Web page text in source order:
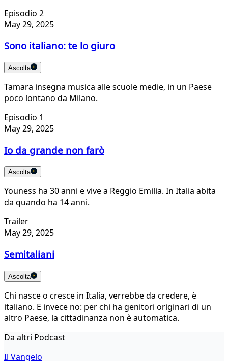
Episodio 2
May 29, 2025
Sono italiano: te lo giuro
Ascolta
Tamara insegna musica alle scuole medie, in un Paese
poco lontano da Milano.
Episodio 1
May 29, 2025
Io da grande non farò
Ascolta
Youness ha 30 anni e vive a Reggio Emilia. In Italia abita
da quando ha 14 anni.
Trailer
May 29, 2025
Semitaliani
Ascolta
Chi nasce o cresce in Italia, verrebbe da credere, è
italiano. E invece no: per chi ha genitori originari di un
altro Paese, la cittadinanza non è automatica.
Da altri Podcast
Il Vangelo